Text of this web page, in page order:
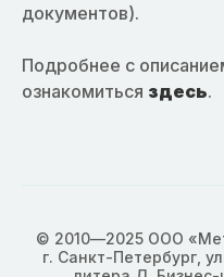
документов).
Подробнее с
ознакомиться здесь.
© 2010—2025 ООО
г. Санкт-Петербург,